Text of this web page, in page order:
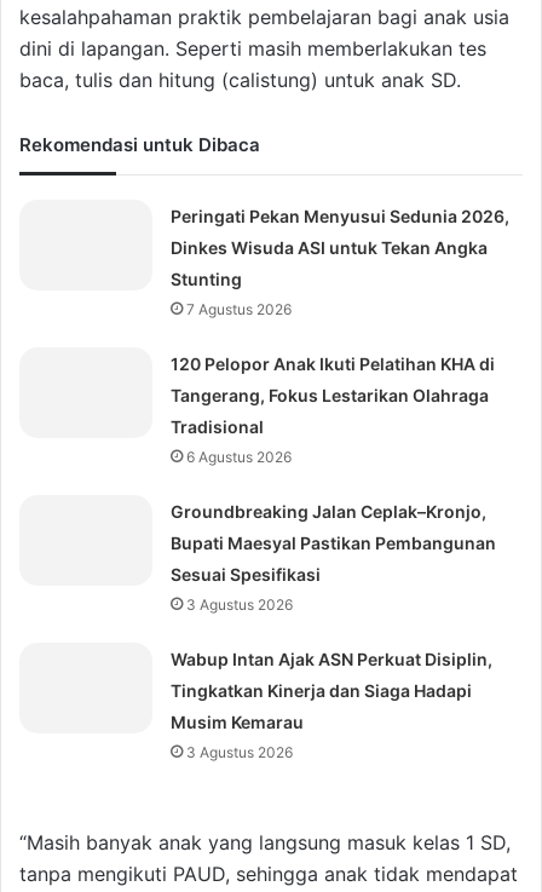
kesalahpahaman praktik pembelajaran bagi anak usia
dini di lapangan. Seperti masih memberlakukan tes
baca, tulis dan hitung (calistung) untuk anak SD.
Rekomendasi untuk Dibaca
Peringati Pekan Menyusui Sedunia 2026,
Dinkes Wisuda ASI untuk Tekan Angka
Stunting
7 Agustus 2026
120 Pelopor Anak Ikuti Pelatihan KHA di
Tangerang, Fokus Lestarikan Olahraga
Tradisional
6 Agustus 2026
Groundbreaking Jalan Ceplak–Kronjo,
Bupati Maesyal Pastikan Pembangunan
Sesuai Spesifikasi
3 Agustus 2026
Wabup Intan Ajak ASN Perkuat Disiplin,
Tingkatkan Kinerja dan Siaga Hadapi
Musim Kemarau
3 Agustus 2026
“Masih banyak anak yang langsung masuk kelas 1 SD,
tanpa mengikuti PAUD, sehingga anak tidak mendapat